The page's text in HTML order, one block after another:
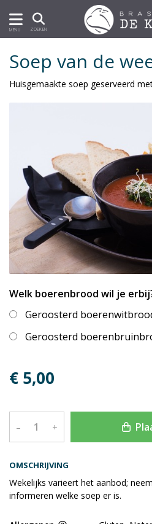
MENU ZOEKEN
OMSCHRIJVING
Wekelijks varieert het aanbod;
informeren welke soep er is.
Soep van de
Huisgemaakte soep geserveerd
Welk boerenbrood wil je
Geroosterd
Geroosterd
€ 5,00
– +